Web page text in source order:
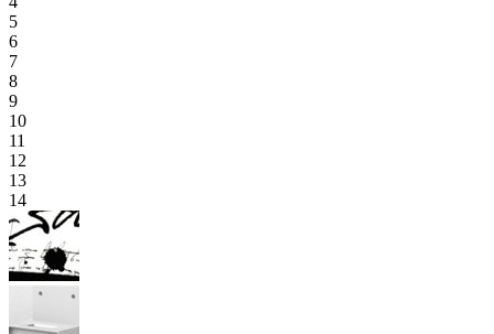
5
6
7
8
9
10
11
12
13
14